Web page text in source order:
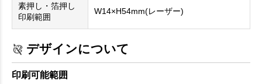
素押し・箔押し
印刷範囲
W14×H54mm(レーザー)
デザインについて
印刷可能範囲